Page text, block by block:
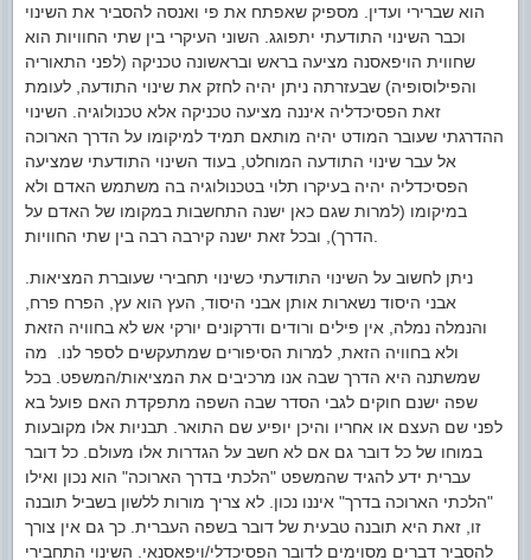
הוא שברירי ועדין. מספיק שאפתח את פי ואנסה להסביר את השינוי
וכבר השינוי התודעתי יתפוגג. השוני העיקרי בין שתי החוויות הוא
שחווית הויפאסנה מציעה בראש ובראשונה טכניקה (לפני התאוריה
והפילוסופיה) שבעזרתה ניתן יהיה לחזק את שינוי התודעה, לעומת
זאת הפסיכדליה איננה מציעה טכניקה אלא טכנולוגיה. השינוי
ההדרגתי שעובר המודט יהיה מותאם תמיד למיקומו על הדרך הארוכה
אל עבר שינוי התודעה המוחלט, בעוד השינוי התודעתי שמציעה
הפסיכדליה יהיה בעיקרו תלוי בטכנולוגיה בה משתמש האדם ולא
במיקומו (למרות שגם כאן ישנה התחשבות במקומו של האדם על
ניתן לחשוב על השינוי התודעתי כשינוי תחבירי שעוברת המציאות.
אבני היסוד נשארות אותן אבני היסוד, העץ הוא עץ, הפרח פרח,
והנמלה נמלה, אין פילים ורודים ודרקונים יורקי אש לא בחוויה הזאת
ולא בחוויה הזאת, למרות הסיפורים שמתעקשים לספר לנו. מה
שמשתנה היא הדרך שבה אנו מרכיבים את המציאות/המשפט. בכל
שפה ישנם חוקים לגבי הסדר שבה השפה מתפקדת האם פועל בא
לפני שם העצם או אחריו והיכן יופיע שם התואר. תבניות אלו מקובעות
במוחו של כל דובר גם אם לא חשב על הגדרות אלו מעולם. כל דובר
עברית ידע להגיד שהמשפט "הלכתי בדרך הארוכה" הוא נכון ואילו
"הלכתי הארוכה בדרך" איננו נכון. לא צריך מורות ללשון בשביל תובנה
זו, זאת היא תובנה טבעית של דובר בשפה העברית. כך גם אין צורך
להסביר דברים מסוימים לדובר הפסיכדלי/ויפאסנאי. השינוי התחבירי